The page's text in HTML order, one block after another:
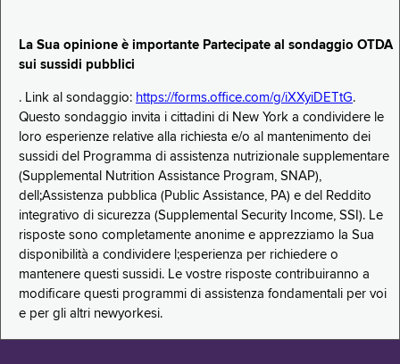
La Sua opinione è importante Partecipate al sondaggio OTDA
sui sussidi pubblici
. Link al sondaggio: https://forms.office.com/g/iXXyiDETtG.
Questo sondaggio invita i cittadini di New York a condividere le
loro esperienze relative alla richiesta e/o al mantenimento dei
sussidi del Programma di assistenza nutrizionale supplementare
(Supplemental Nutrition Assistance Program, SNAP),
dell;Assistenza pubblica (Public Assistance, PA) e del Reddito
integrativo di sicurezza (Supplemental Security Income, SSI). Le
risposte sono completamente anonime e apprezziamo la Sua
disponibilità a condividere l;esperienza per richiedere o
mantenere questi sussidi. Le vostre risposte contribuiranno a
modificare questi programmi di assistenza fondamentali per voi
e per gli altri newyorkesi.